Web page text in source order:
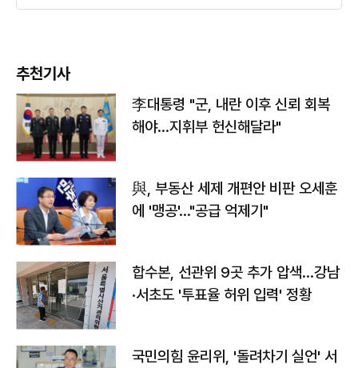
추천기사
李대통령 "군, 내란 이후 신뢰 회복
해야…지휘부 헌신해달라"
與, 부동산 세제 개편안 비판 오세훈
에 '맹공'…"공급 억제기"
합수본, 선관위 9곳 추가 압색…강남
·서초도 '투표율 허위 입력' 정황
국민의힘 윤리위, '돌려차기 실언' 서